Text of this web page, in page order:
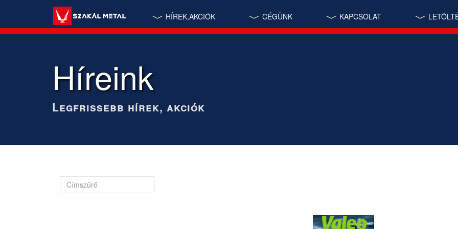
HÍREK,AKCIÓK CÉGÜNK KAPCSOLAT
Híreink
Legfrissebb hírek, akciók
Címszűrő